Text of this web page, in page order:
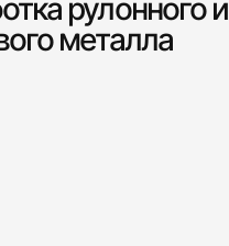
рулонного и
металла